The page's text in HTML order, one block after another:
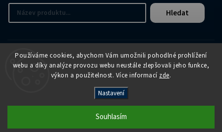
Používáme cookies, abychom Vám umožnili pohodlné prohlížení
webu a díky analýze provozu webu neustále zlepšovali jeho funkce,
výkon a použitelnost. Více informací zde.
Nastavení
Souhlasím
Hledat
APER e-shop. Všechna práva vyhrazena.